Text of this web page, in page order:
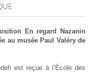
En regard Nazanin
au musée Paul Valéry de
est reçue à l’École des